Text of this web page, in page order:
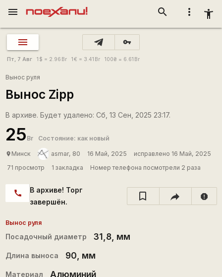
more_vert accessibility_new
search
menu
vpn_key
Пт, 7 Авг 1 $ = 2.96 Br 1€ = 3.41 Br 100₴ = 6.61 Br
Вынос руля
Вынос Zipp
В архиве. Будет удалено: Сб, 13 Сен, 2025 23:17.
25 Br Состояние: как новый
place Минск asmar, 80 16 Май, 2025
исправлено 16 Май, 2025
71 просмотр
1 закладка Номер телефона посмотрели 2 раза
call
В архиве! Торг
завершён.
report
Вынос руля
Посадочный диаметр 31,8, мм
Длина выноса 90 , мм
Материал Алюминий